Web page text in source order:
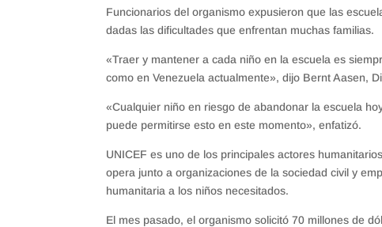
Funcionarios del organismo expusieron que las
dadas las dificultades que enfrentan muchas familias.
«Traer y mantener a cada niño en la escuela es
como en Venezuela actualmente», dijo Bernt Aasen,
«Cualquier niño en riesgo de abandonar la escuela
puede permitirse esto en este momento», enfatizó.
UNICEF es uno de los principales actores
opera junto a organizaciones de la sociedad civil y
humanitaria a los niños necesitados.
El mes pasado, el organismo solicitó 70 millones de